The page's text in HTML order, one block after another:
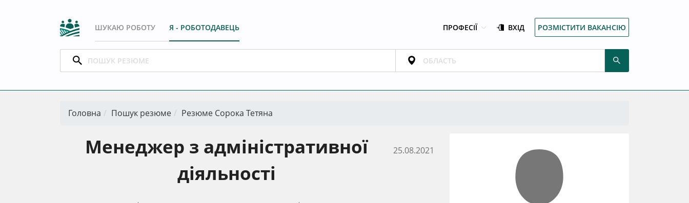
ШУКАЮ РОБОТУ Я - РОБОТОДАВЕЦЬ ПРОФЕСІЇ ВХІД РОЗМІСТИТИ ВАКАНСІЮ
Головна Пошук резюме Резюме Сорока Тетяна
Менеджер з адміністративної
діяльності
25.08.2021